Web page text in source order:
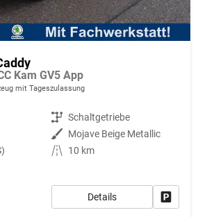
Kam GV5 App
mit Tageszulassung
Getriebe Schaltgetriebe
Außenfarbe Mojave Beige Metallic
Kilometerstand
10 km
Details